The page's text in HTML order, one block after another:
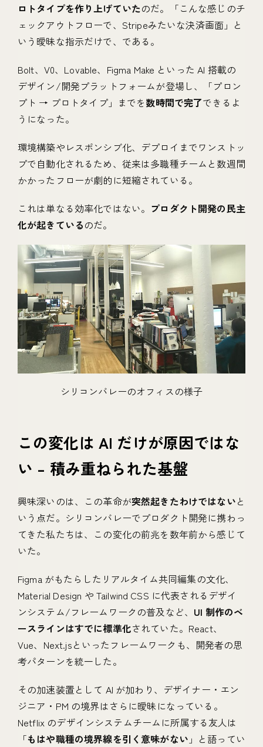
ロトタイプを作り上げていたのだ。「こんな感じのチ
ェックアウトフローで、Stripeみたいな決済画面」と
いう曖昧な指示だけで、である。
Bolt、V0、Lovable、Figma Make といった AI 搭載の
デザイン/開発プラットフォームが登場し、「プロン
プト → プロトタイプ」までを数時間で完了できるよ
うになった。
環境構築やレスポンシブ化、デプロイまでワンストッ
プで自動化されるため、従来は多職種チームと数週間
かかったフローが劇的に短縮されている。
これは単なる効率化ではない。 プロダクト開発の民主
化が起きているのだ。
シリコンバレーのオフィスの様子
この変化は AI だけが原因ではな
い – 積み重ねられた基盤
興味深いのは、この革命が突然起きたわけではないと
いう点だ。シリコンバレーでプロダクト開発に携わっ
てきた私たちは、この変化の前兆を数年前から感じて
いた。
Figma がもたらしたリアルタイム共同編集の文化、
Material Design や Tailwind CSS に代表されるデザイ
ンシステム/フレームワークの普及など、 UI 制作のベ
ースラインはすでに標準化されていた。React、
Vue、Next.jsといったフレームワークも、開発者の思
考パターンを統一した。
その加速装置として AI が加わり、デザイナー・エン
ジニア・PM の境界はさらに曖昧になっている。
Netflix のデザインシステムチームに所属する友人は
「もはや職種の境界線を引く意味がない 」と語ってい